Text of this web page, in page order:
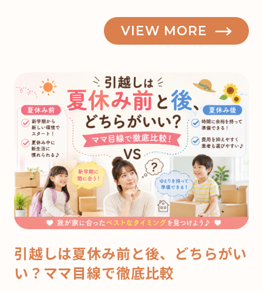
VIEW MORE
引越しは夏休み前と後、どちらがい
い？ママ目線で徹底比較